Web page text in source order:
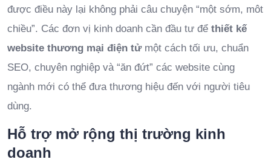
được điều này lại không phải câu chuyện “một sớm, môt
chiều”. Các đơn vị kinh doanh cần đầu tư để thiết kế
website thương mại điện tửmột cách tối ưu, chuẩn
SEO, chuyên nghiệp và “ăn đứt” các website cùng
ngành mới có thể đưa thương hiệu đến với người tiêu
dùng.
Hỗ trợ mở rộng thị trường kinh
doanh